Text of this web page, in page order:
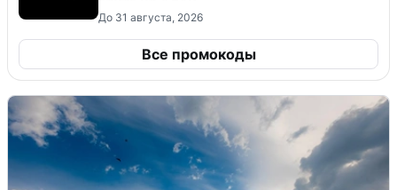
До 31 августа, 2026
Все промокоды